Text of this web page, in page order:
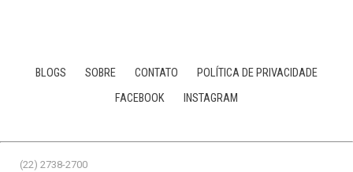
BLOGS SOBRE CONTATO
POLÍTICA DE PRIVACIDADE
FACEBOOK
INSTAGRAM
(22) 2738-2700